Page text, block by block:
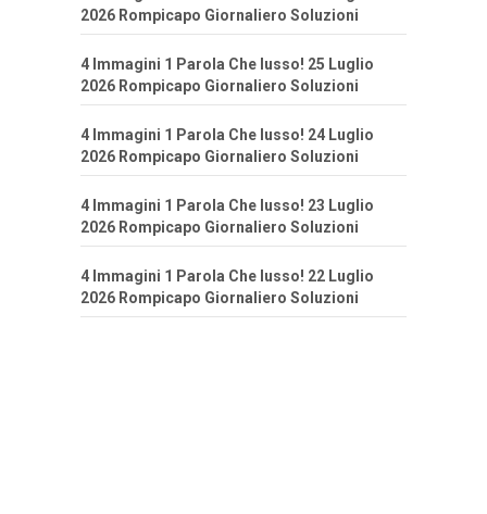
2026 Rompicapo Giornaliero Soluzioni
4 Immagini 1 Parola Che lusso! 25 Luglio
2026 Rompicapo Giornaliero Soluzioni
4 Immagini 1 Parola Che lusso! 24 Luglio
2026 Rompicapo Giornaliero Soluzioni
4 Immagini 1 Parola Che lusso! 23 Luglio
2026 Rompicapo Giornaliero Soluzioni
4 Immagini 1 Parola Che lusso! 22 Luglio
2026 Rompicapo Giornaliero Soluzioni